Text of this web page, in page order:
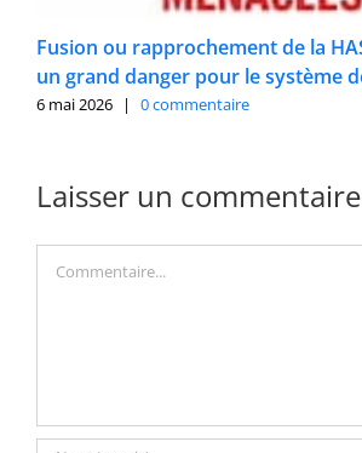
Fusion ou rapprochement de la
un grand danger pour le système
6 mai 2026 | 0 commentaire
Laisser un commentaire